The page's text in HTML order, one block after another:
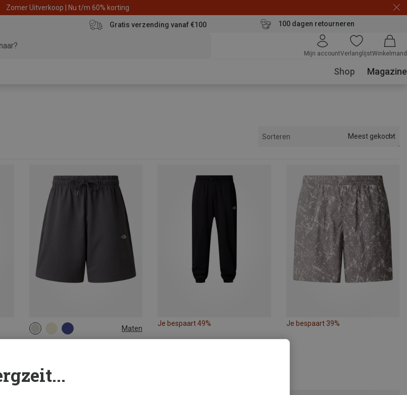
Zomer Uitverkoop | Nu t/m 60% korting
Gratis verzending vanaf €100 100 dagen retourneren
Mijn accountVerlanglijstWinkelmand
Shop Magazine
Sorteren Meest gekocht
Maten
€ 49,95
XS M
Je bespaart 49% Je bespaart 39%